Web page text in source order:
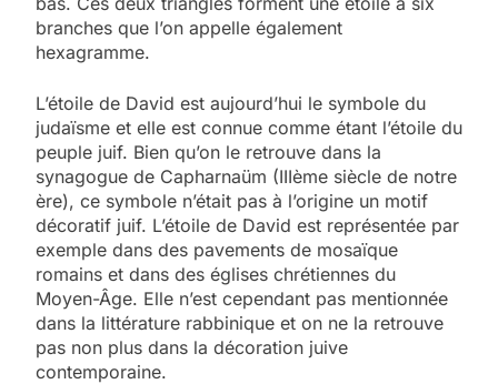
branches que l’on appelle également
hexagramme.
L’étoile de David est aujourd’hui le symbole du
judaïsme et elle est connue comme étant l’étoile du
peuple juif. Bien qu’on le retrouve dans la
synagogue de Capharnaüm (IIIème siècle de notre
ère), ce symbole n’était pas à l’origine un motif
décoratif juif. L’étoile de David est représentée par
exemple dans des pavements de mosaïque
romains et dans des églises chrétiennes du
Moyen-Âge. Elle n’est cependant pas mentionnée
dans la littérature rabbinique et on ne la retrouve
pas non plus dans la décoration juive
contemporaine.